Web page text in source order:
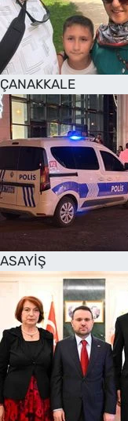
ÇANAKKALE
ASAYİŞ
SAĞLIK
TV REHBERİ